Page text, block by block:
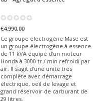
€4.990,00
Ce groupe électrogène Mase est
un groupe électrogène à essence
de 11 kVA équipé d’un moteur
Honda à 3000 tr / min refroidi par
air. Il s’agit d’une unité très
complète avec démarrage
électrique, oeil de levage et
grand réservoir de carburant de
29 litres.